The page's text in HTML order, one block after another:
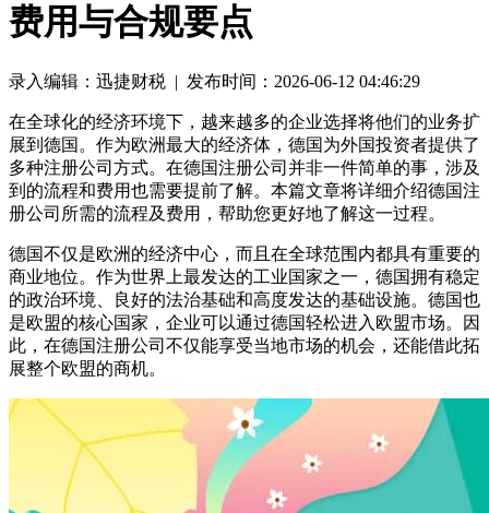
费用与合规要点
录入编辑：迅捷财税 | 发布时间：2026-06-12 04:46:29
在全球化的经济环境下，越来越多的企业选择将他们的业务扩
展到德国。作为欧洲最大的经济体，德国为外国投资者提供了
多种注册公司方式。在德国注册公司并非一件简单的事，涉及
到的流程和费用也需要提前了解。本篇文章将详细介绍德国注
册公司所需的流程及费用，帮助您更好地了解这一过程。
德国不仅是欧洲的经济中心，而且在全球范围内都具有重要的
商业地位。作为世界上最发达的工业国家之一，德国拥有稳定
的政治环境、良好的法治基础和高度发达的基础设施。德国也
是欧盟的核心国家，企业可以通过德国轻松进入欧盟市场。因
此，在德国注册公司不仅能享受当地市场的机会，还能借此拓
展整个欧盟的商机。